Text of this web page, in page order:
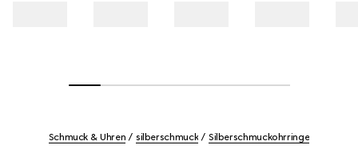
Schmuck & Uhren silberschmuck Silberschmuckohrringe